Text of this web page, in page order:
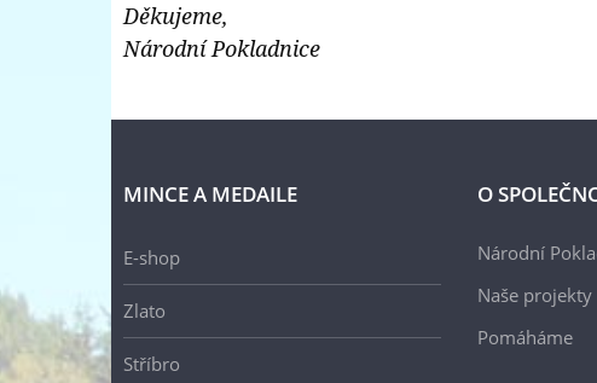
prodejce
mincí
Děkujeme,
Národní Pokladnice
MINCE A MEDAILE
E-shop
Zlato
Stříbro
O
Národní
Naše projekty
Pomáháme